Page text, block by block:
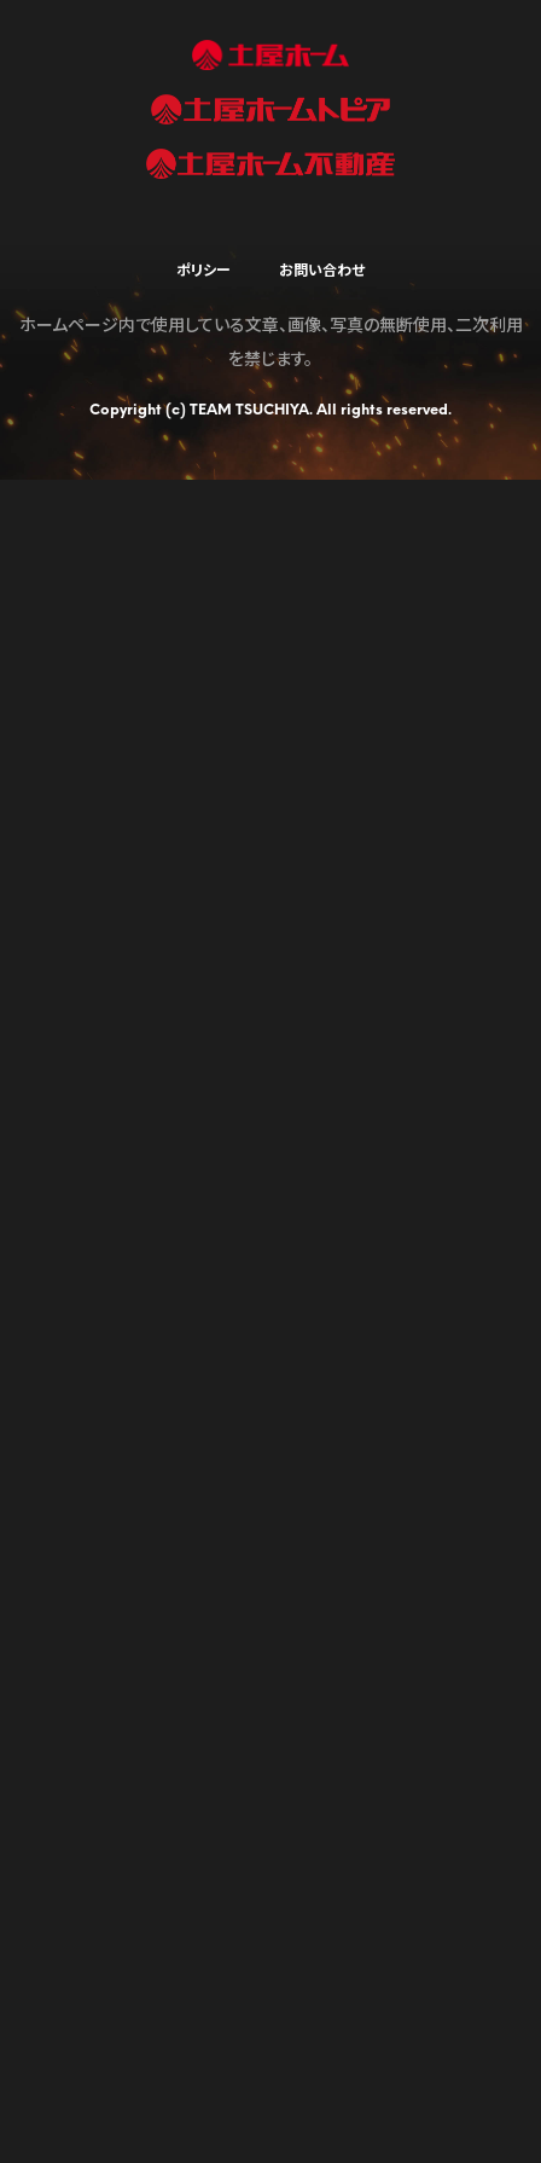
ポリシー お問い合わせ
ホームページ内で使用している文章、画像、写真の無断使用、二次利用
を禁じます。
Copyright (c) TEAM TSUCHIYA. All rights reserved.